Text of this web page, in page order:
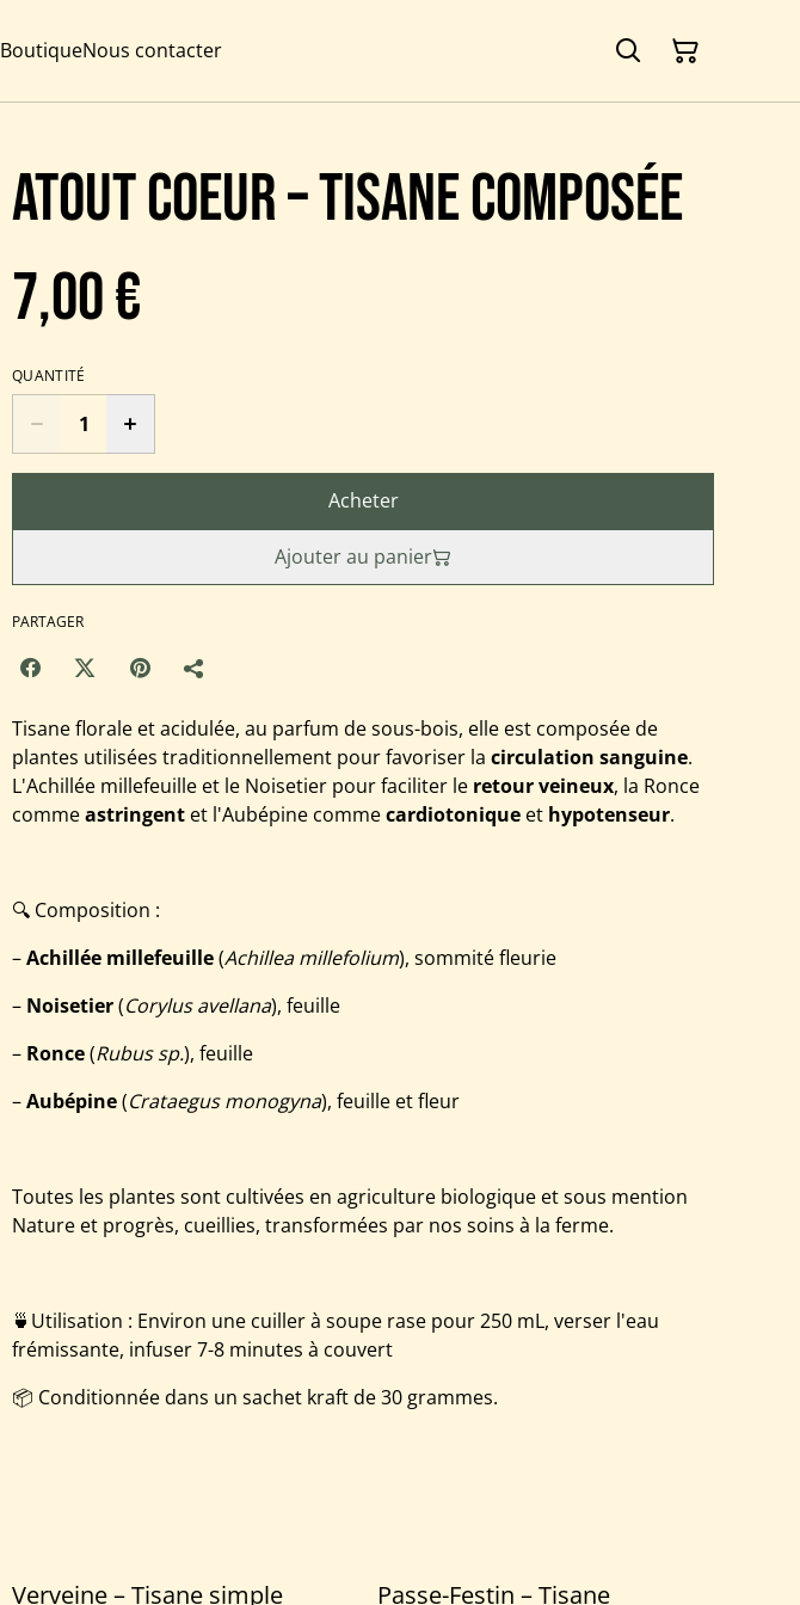
BoutiqueNous contacter
Atout coeur – Tisane composée
7,00 €
QUANTITÉ
Acheter
Ajouter au panier
PARTAGER
Tisane florale et acidulée, au parfum de sous-bois, elle est composée de
plantes utilisées traditionnellement pour favoriser la circulation sanguine.
L'Achillée millefeuille et le Noisetier pour faciliter le retour veineux, la Ronce
commeastringent et l'Aubépine commecardiotonique et hypotenseur.
🔍 Composition :
–Achillée millefeuille(Achillea millefolium), sommité fleurie
– Noisetier(Corylus avellana), feuille
– Ronce(Rubus sp.), feuille
–Aubépine(Crataegus monogyna), feuille et fleur
Toutes les plantes sont cultivées en agriculture biologique et sous mention
Nature et progrès, cueillies, transformées par nos soins à la ferme.
🍵Utilisation : Environ une cuiller à soupe rase pour 250 mL, verser l'eau
frémissante, infuser 7-8 minutes à couvert
📦 Conditionnée dans un sachet kraft de 30 grammes.
Verveine – Tisane simple Passe-Festin – Tisane